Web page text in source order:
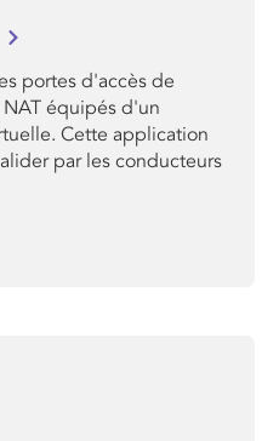
portes d'accès de
équipés d'un
Cette application
par les conducteurs